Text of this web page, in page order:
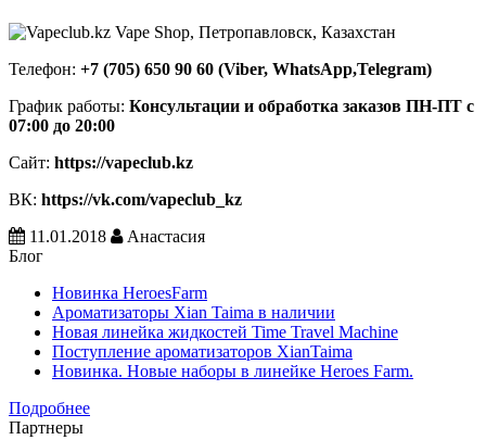
Телефон: +7 (705) 650 90 60 (Viber, WhatsApp,Telegram)
График работы: Консультации и обработка заказов ПН-ПТ с
07:00 до 20:00
Сайт: https://vapeclub.kz
ВК: https://vk.com/vapeclub_kz
11.01.2018
Анастасия
Блог
Новинка HeroesFarm
Ароматизаторы Xian Taima в наличии
Новая линейка жидкостей Time Travel Machine
Поступление ароматизаторов XianTaima
Новинка. Новые наборы в линейке Heroes Farm.
Подробнее
Партнеры